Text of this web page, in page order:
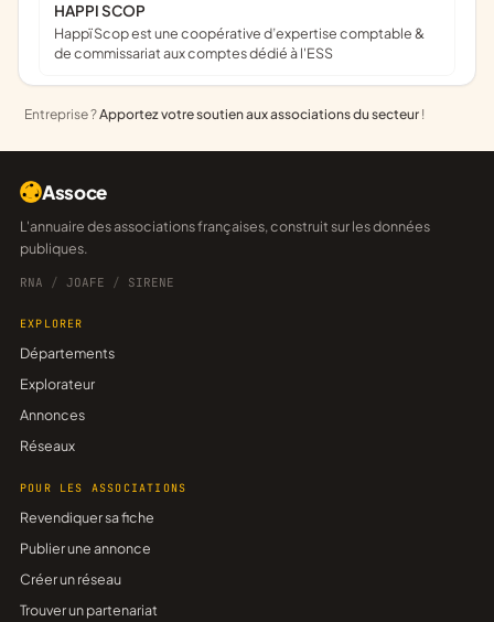
HAPPI SCOP
Happï Scop est une coopérative d’expertise comptable &
de commissariat aux comptes dédié à l'ESS
Entreprise ?Apportez votre soutien aux associations du secteur !
Assoce
L'annuaire des associations françaises, construit sur les données
publiques.
RNA / JOAFE / SIRENE
EXPLORER
Départements
Explorateur
Annonces
Réseaux
POUR LES ASSOCIATIONS
Revendiquer sa fiche
Publier une annonce
Créer un réseau
Trouver un partenariat